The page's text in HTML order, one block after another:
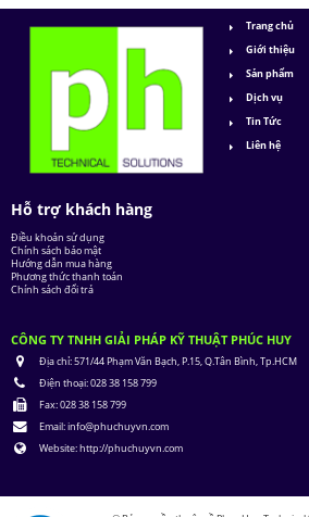
Trang chủ
Giới thiệu
Sản phẩm
Dịch vụ
Tin Tức
Liên hệ
Hỗ trợ khách hàng
Điều khoản sử dụng
Chính sách bảo mật
Hướng dẫn mua hàng
Phương thức thanh toán
Chính sách đổi trả
CÔNG TY TNHH GIẢI PHÁP KỸ THUẬT PHÚC HUY
Địa chỉ:571/44 Phạm Văn Bạch, P.15, Q.Tân Bình, Tp.HCM
Điện thoại:028 38 158 799
Fax:028 38 158 799
Email:info@phuchuyvn.com
Website:http://phuchuyvn.com